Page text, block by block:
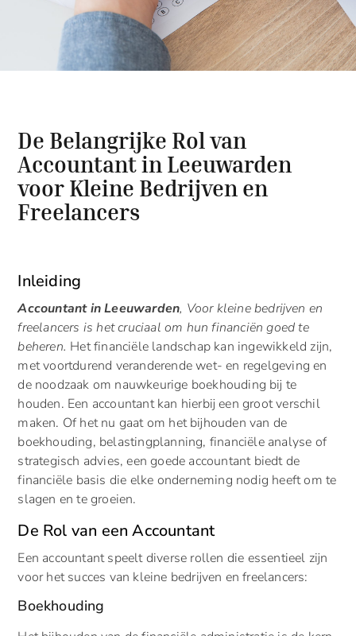
De Belangrijke Rol van
Accountant in Leeuwarden
voor Kleine Bedrijven en
Freelancers
Inleiding
Accountant in Leeuwarden, Voor kleine bedrijven en
freelancers is het cruciaal om hun financiën goed te
beheren. Het financiële landschap kan ingewikkeld zijn,
met voortdurend veranderende wet- en regelgeving en
de noodzaak om nauwkeurige boekhouding bij te
houden. Een accountant kan hierbij een groot verschil
maken. Of het nu gaat om het bijhouden van de
boekhouding, belastingplanning, financiële analyse of
strategisch advies, een goede accountant biedt de
financiële basis die elke onderneming nodig heeft om te
slagen en te groeien.
De Rol van een Accountant
Een accountant speelt diverse rollen die essentieel zijn
voor het succes van kleine bedrijven en freelancers:
Boekhouding